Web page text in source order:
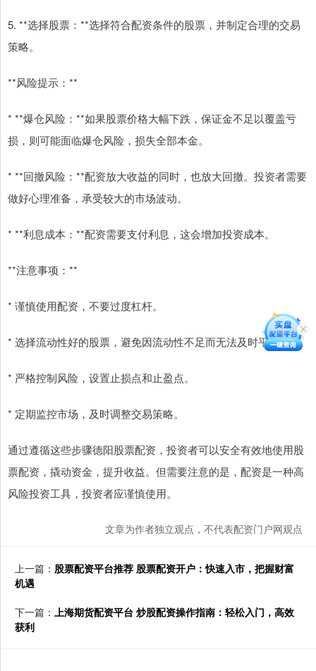
5. **选择股票：**选择符合配资条件的股票，并制定合理的交易
策略。
**风险提示：**
* **爆仓风险：**如果股票价格大幅下跌，保证金不足以覆盖亏
损，则可能面临爆仓风险，损失全部本金。
* **回撤风险：**配资放大收益的同时，也放大回撤。投资者需要
做好心理准备，承受较大的市场波动。
* **利息成本：**配资需要支付利息，这会增加投资成本。
**注意事项：**
* 谨慎使用配资，不要过度杠杆。
* 选择流动性好的股票，避免因流动性不足而无法及时平仓。
* 严格控制风险，设置止损点和止盈点。
* 定期监控市场，及时调整交易策略。
通过遵循这些步骤德阳股票配资，投资者可以安全有效地使用股
票配资，撬动资金，提升收益。但需要注意的是，配资是一种高
风险投资工具，投资者应谨慎使用。
文章为作者独立观点，不代表配资门户网观点
上一篇： 股票配资平台推荐 股票配资开户：快速入市，把握财富
机遇
下一篇： 上海期货配资平台 炒股配资操作指南：轻松入门，高效
获利